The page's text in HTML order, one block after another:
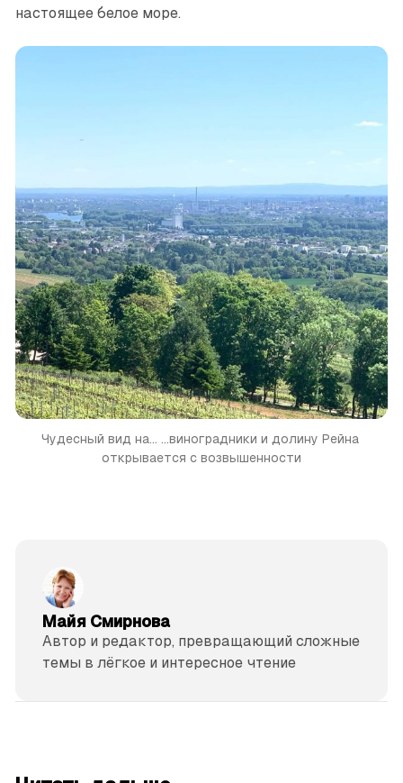
настоящее белое море.
Чудесный вид на... ...виноградники и долину Рейна
открывается с возвышенности
Майя Смирнова
Автор и редактор, превращающий сложные
темы в лёгкое и интересное чтение